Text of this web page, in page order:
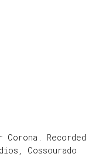
Recorded
Cossourado